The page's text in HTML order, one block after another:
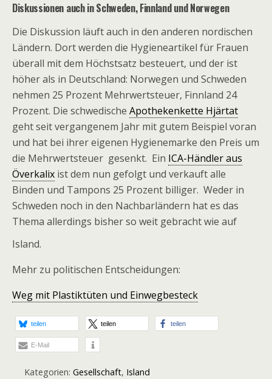
Diskussionen auch in Schweden, Finnland und Norwegen
Die Diskussion läuft auch in den anderen nordischen
Ländern. Dort werden die Hygieneartikel für Frauen
überall mit dem Höchstsatz besteuert, und der ist
höher als in Deutschland: Norwegen und Schweden
nehmen 25 Prozent Mehrwertsteuer, Finnland 24
Prozent. Die schwedische Apothekenkette Hjärtat
geht seit vergangenem Jahr mit gutem Beispiel voran
und hat bei ihrer eigenen Hygienemarke den Preis um
die Mehrwertsteuer gesenkt. Ein ICA-Händler aus
Överkalix ist dem nun gefolgt und verkauft alle
Binden und Tampons 25 Prozent billiger. Weder in
Schweden noch in den Nachbarländern hat es das
Thema allerdings bisher so weit gebracht wie auf
Island.
Mehr zu politischen Entscheidungen:
Weg mit Plastiktüten und Einwegbesteck
teilen teilen teilen
E-Mail
Kategorien: Gesellschaft, Island